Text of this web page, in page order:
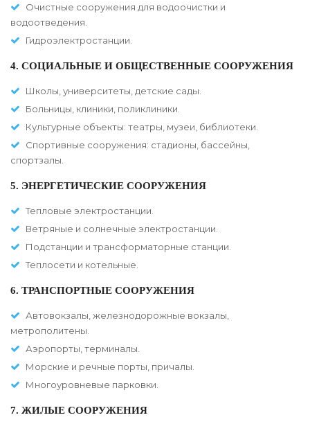
Очистные сооружения для водоочистки и
водоотведения.
Гидроэлектростанции.
4. СОЦИАЛЬНЫЕ И ОБЩЕСТВЕННЫЕ СООРУЖЕНИЯ
Школы, университеты, детские сады.
Больницы, клиники, поликлиники.
Культурные объекты: театры, музеи, библиотеки.
Спортивные сооружения: стадионы, бассейны,
спортзалы.
5. ЭНЕРГЕТИЧЕСКИЕ СООРУЖЕНИЯ
Тепловые электростанции.
Ветряные и солнечные электростанции.
Подстанции и трансформаторные станции.
Теплосети и котельные.
6. ТРАНСПОРТНЫЕ СООРУЖЕНИЯ
Автовокзалы, железнодорожные вокзалы,
метрополитены.
Аэропорты, терминалы.
Морские и речные порты, причалы.
Многоуровневые парковки.
7. ЖИЛЫЕ СООРУЖЕНИЯ